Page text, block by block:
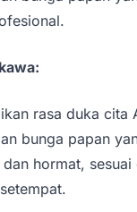
rasa duka cita
bunga papan
dan hormat, sesuai